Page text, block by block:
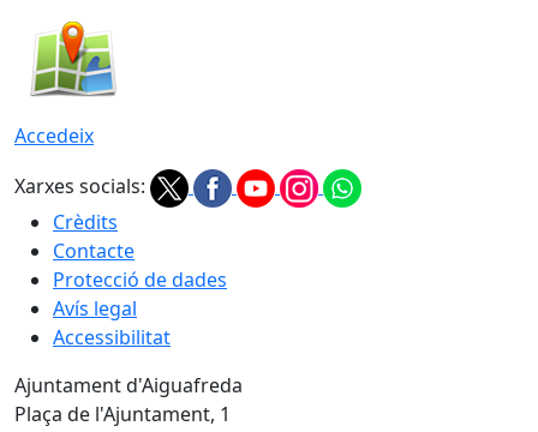
Accedeix
Xarxes socials:
Crèdits
Contacte
Protecció de dades
Avís legal
Accessibilitat
Ajuntament d'Aiguafreda
Plaça de l'Ajuntament, 1